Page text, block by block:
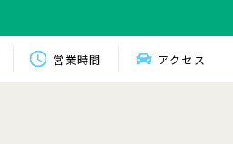
営業時間 アクセス